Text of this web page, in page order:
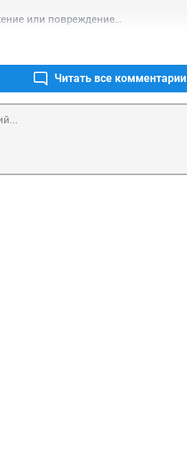
или повреждение
человека или иные
2 ст. 167 УК РФ
Читать все комментарии